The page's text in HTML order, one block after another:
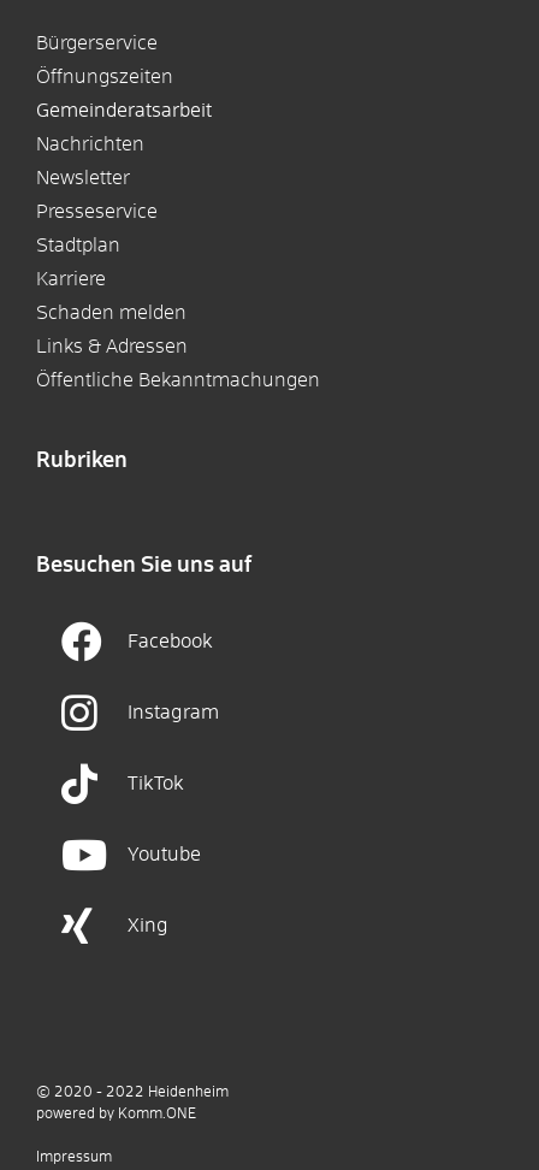
Bürgerservice
Öffnungszeiten
Gemeinderatsarbeit
Nachrichten
Newsletter
Presseservice
Stadtplan
Karriere
Schaden melden
Links & Adressen
Öffentliche Bekanntmachungen
Rubriken
Besuchen Sie uns auf
Facebook
Instagram
TikTok
Youtube
Xing
© 2020 - 2022 Heidenheim
powered by Komm.ONE
Impressum